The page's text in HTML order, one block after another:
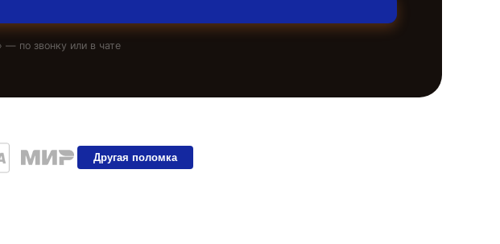
— по звонку или в чате
Другая поломка